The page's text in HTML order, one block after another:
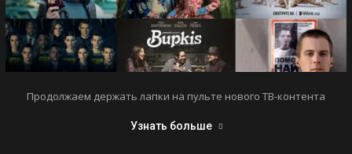
Продолжаем держать лапки на пульте нового ТВ-контента
Узнать больше